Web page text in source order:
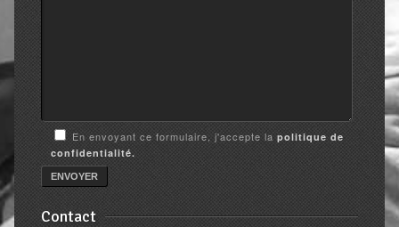
En envoyant ce formulaire, j'accepte la politique de
confidentialité.
Contact